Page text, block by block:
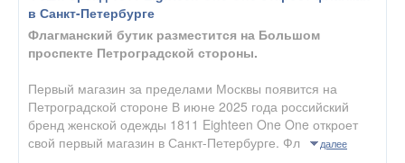
в Санкт-Петербурге
Флагманский бутик разместится на Большом
проспекте Петроградской стороны.
Первый магазин за пределами Москвы появится на
Петроградской стороне В июне 2025 года российский
бренд женской одежды 1811 Eighteen One One откроет
свой первый магазин в Санкт-Петербурге. Фл
далее